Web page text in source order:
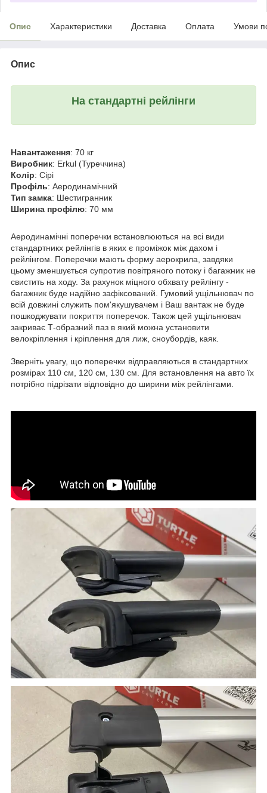
Опис Характеристики Доставка Оплата Умови
Опис
На стандартні рейлінги
Навантаження: 70 кг
Виробник: Erkul (Туреччина)
Колір: Сірі
Профіль: Аеродинамічний
Тип замка: Шестигранник
Ширина профілю: 70 мм
Аеродинамічні поперечки встановлюються на всі види
стандартникх рейлінгів в яких є проміжок між дахом і
рейлінгом. Поперечки мають форму аерокрила, завдяки
цьому зменшується супротив повітряного потоку і багажник не
свистить на ходу. За рахунок міцного обхвату рейлінгу -
багажник буде надійно зафіксований. Гумовий ущільнювач по
всій довжині служить пом'якушувачем і Ваш вантаж не буде
пошкоджувати покриття поперечок. Також цей ущільнювач
закриває Т-образний паз в який можна установити
велокріплення і кріплення для лиж, сноубордів, каяк.
Зверніть увагу, що поперечки відправляються в стандартних
розмірах 110 см, 120 см, 130 см. Для встановлення на авто їх
потрібно підрізати відповідно до ширини між рейлінгами.